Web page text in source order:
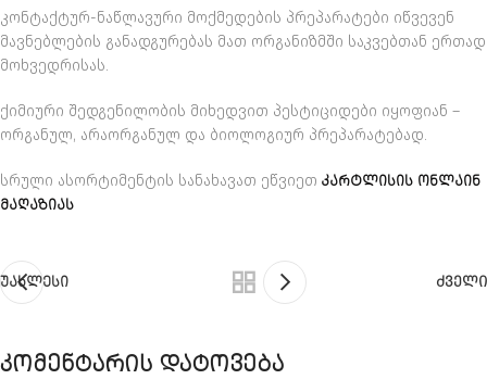
კონტაქტურ-ნაწლავური მოქმედების პრეპარატები იწვევენ
მავნებლების განადგურებას მათ ორგანიზმში საკვებთან ერთად
მოხვედრისას.
ქიმიური შედგენილობის მიხედვით პესტიციდები იყოფიან –
ორგანულ, არაორგანულ და ბიოლოგიურ პრეპარატებად.
სრული ასორტიმენტის სანახავათ ეწვიეთ ᲙᲐᲠᲢᲚᲘᲡᲘᲡ ᲝᲜᲚᲐᲘᲜ
ᲛᲐᲦᲐᲖᲘᲐᲡ
ᲣᲐᲮᲚᲔᲡᲘ ᲫᲕᲔᲚᲘ
ᲙᲝᲛᲔᲜᲢᲐᲠᲘᲡ ᲓᲐᲢᲝᲕᲔᲑᲐ